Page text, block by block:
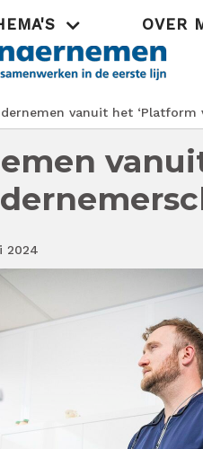
OVER
vanuit het ‘Platform
2024